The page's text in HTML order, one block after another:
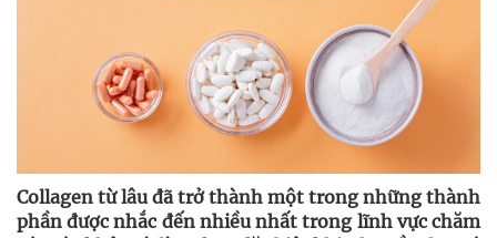
Collagen từ lâu đã trở thành một trong những thành
phần được nhắc đến nhiều nhất trong lĩnh vực chăm